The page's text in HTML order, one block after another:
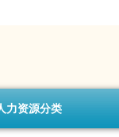
力资源分类